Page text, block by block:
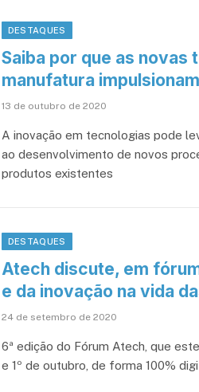
DESTAQUES
Saiba por que as novas
manufatura
13 de outubro de 2020
A inovação em tecnologias pode
ao desenvolvimento de novos
produtos existentes
DESTAQUES
Atech discute, em
e da inovação na vida
24 de setembro de 2020
6ª edição do Fórum Atech, que
e 1º de outubro, de forma 100%